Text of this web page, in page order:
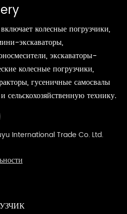
колесные погрузчики,
экскаваторы,
экскаваторы-
колесные погрузчики,
гусеничные самосвалы
технику.
International Trade Co. Ltd.